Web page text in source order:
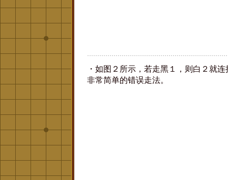
・如图２所示，若走黑１，则白２就
非常简单的错误走法。